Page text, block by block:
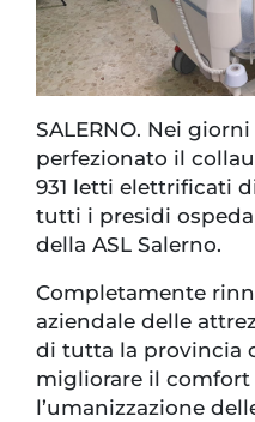
SALERNO. Nei
perfezionato il
931 letti elettrificati
tutti i presidi
della ASL Salerno.
Completamente
aziendale delle
di tutta la provincia
migliorare il
l’umanizzazione